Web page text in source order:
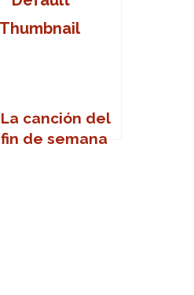
La canción del
fin de semana